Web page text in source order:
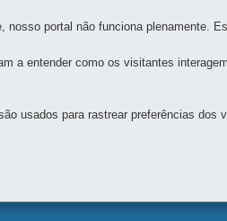
nosso portal não funciona plenamente.
a entender como os visitantes
usados para rastrear preferências